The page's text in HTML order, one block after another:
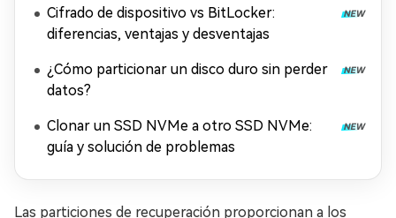
Cifrado de dispositivo vs BitLocker:
diferencias, ventajas y desventajas
¿Cómo particionar un disco duro sin perder
datos?
Clonar un SSD NVMe a otro SSD NVMe:
guía y solución de problemas
Las particiones de recuperación proporcionan a los